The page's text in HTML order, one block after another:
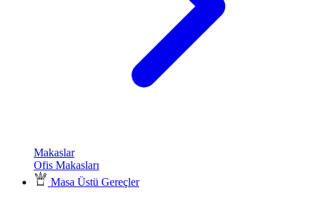
Makaslar
Ofis Makasları
Masa Üstü Gereçler